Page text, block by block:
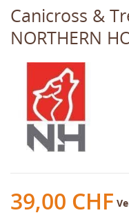
Canicross &
NORTHERN
39,00 CHF